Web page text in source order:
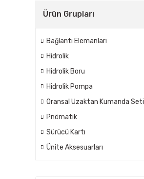
Ürün Grupları
Bağlantı Elemanları
Hidrolik
Hidrolik Boru
Hidrolik Pompa
Oransal Uzaktan Kumanda Seti
Pnömatik
Sürücü Kartı
Ünite Aksesuarları